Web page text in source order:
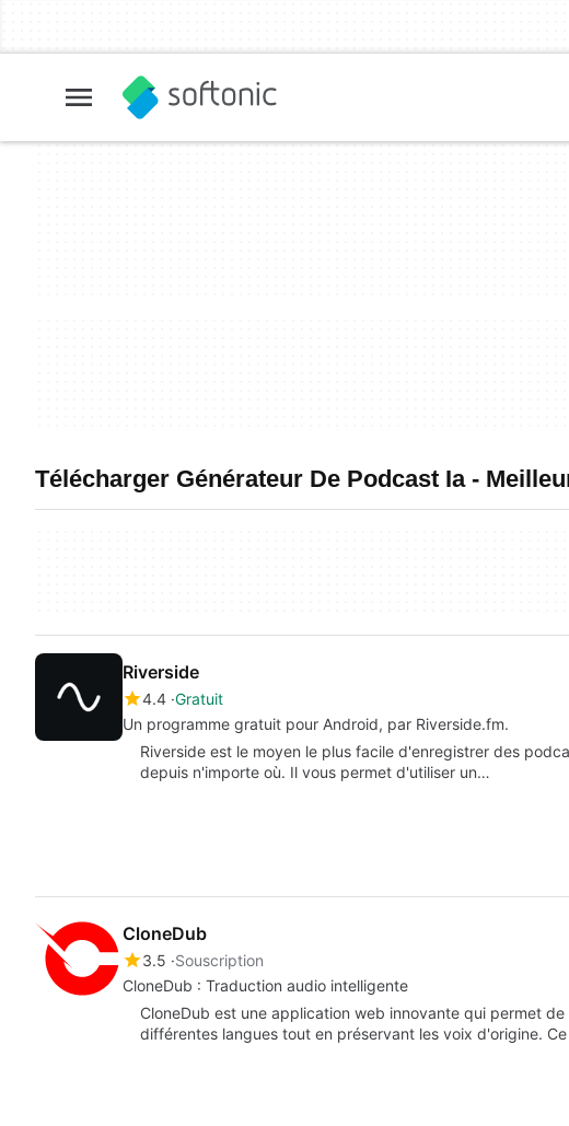
Télécharger Générateur De Podcast Ia -
Riverside
4.4 Gratuit
Un programme gratuit pour Android, par Riverside.fm.
Riverside est le moyen le plus facile d'enregistrer des
depuis n'importe où. Il vous permet d'utiliser un…
CloneDub
3.5 Souscription
CloneDub : Traduction audio intelligente
CloneDub est une application web innovante qui permet
différentes langues tout en préservant les voix d'origine.